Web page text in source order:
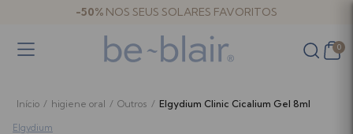
-50% NOS SEUS SOLARES FAVORITOS
0
Início / higiene oral / Outros / Elgydium Clinic Cicalium Gel 8ml
Elgydium